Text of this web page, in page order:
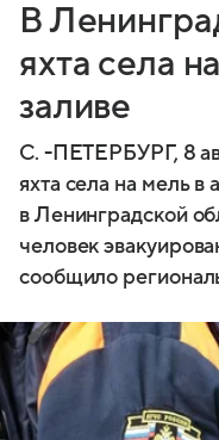
В
яхта села
заливе
С. -ПЕТЕРБУРГ, 8
яхта села на мель в
в Ленинградской
человек
сообщило